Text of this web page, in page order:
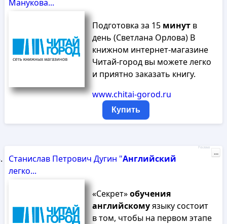
Манукова...
Подготовка за 15 минутв
день (Светлана Орлова) В
книжном интернет-магазине
Читай-город вы можете легко
и приятно заказать книгу.
www.chitai-gorod.ru
Купить
Станислав Петрович Дугин "Английский
легко...
«Секрет»обучения
английскомуязыку состоит
в том, чтобы на первом этапе
Реклама
...